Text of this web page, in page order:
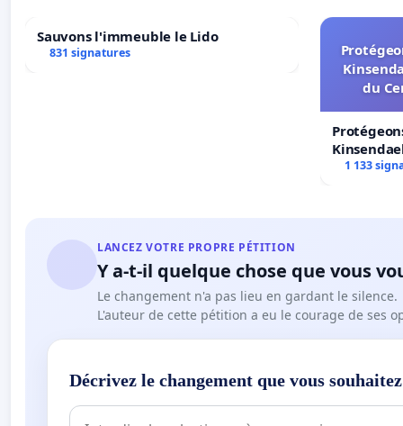
Overeenkomstig de wet-Moureaux van 30/7/1981 tot
homofobie tegen een persoon of een gemeenschap
wegens schending van de nagedachtenis van de
en vergrijp tegen onze democratische waarden.
De lijst met ondertekenaars van deze petitie is
neergelegd door Zoubida Jellab. Ze is als nieuw element
gehecht zijn aan de democratische waarden.
Het is vanzelfsprekend altijd mogelijk en zelfs wenselijk
Brussel
Sauvons l'immeuble le Lido
831 signatures
du
Centre
1 133
LANCEZ VOTRE PROPRE PÉTITION
Y a-t-il quelque chose que vous
Le changement n'a pas lieu en gardant le silence.
L'auteur de cette pétition a eu le courage de ses
Décrivez le changement que vous